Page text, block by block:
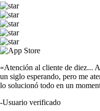
«Atención al cliente de diez...
un siglo esperando, pero me
lo solucionó todo en un
-Usuario verificado